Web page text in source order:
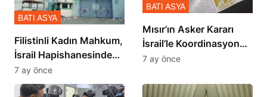
Filistinli Kadın Mahkum,
İsrail Hapishanesindeki
Zulmü Anlattı
BATI ASYA
7 ay önce
Mısır’ın Asker Kararı
İsrail’le Koordinasyon
İçinde Gerçekleşmiş
BATI ASYA
7 ay önce